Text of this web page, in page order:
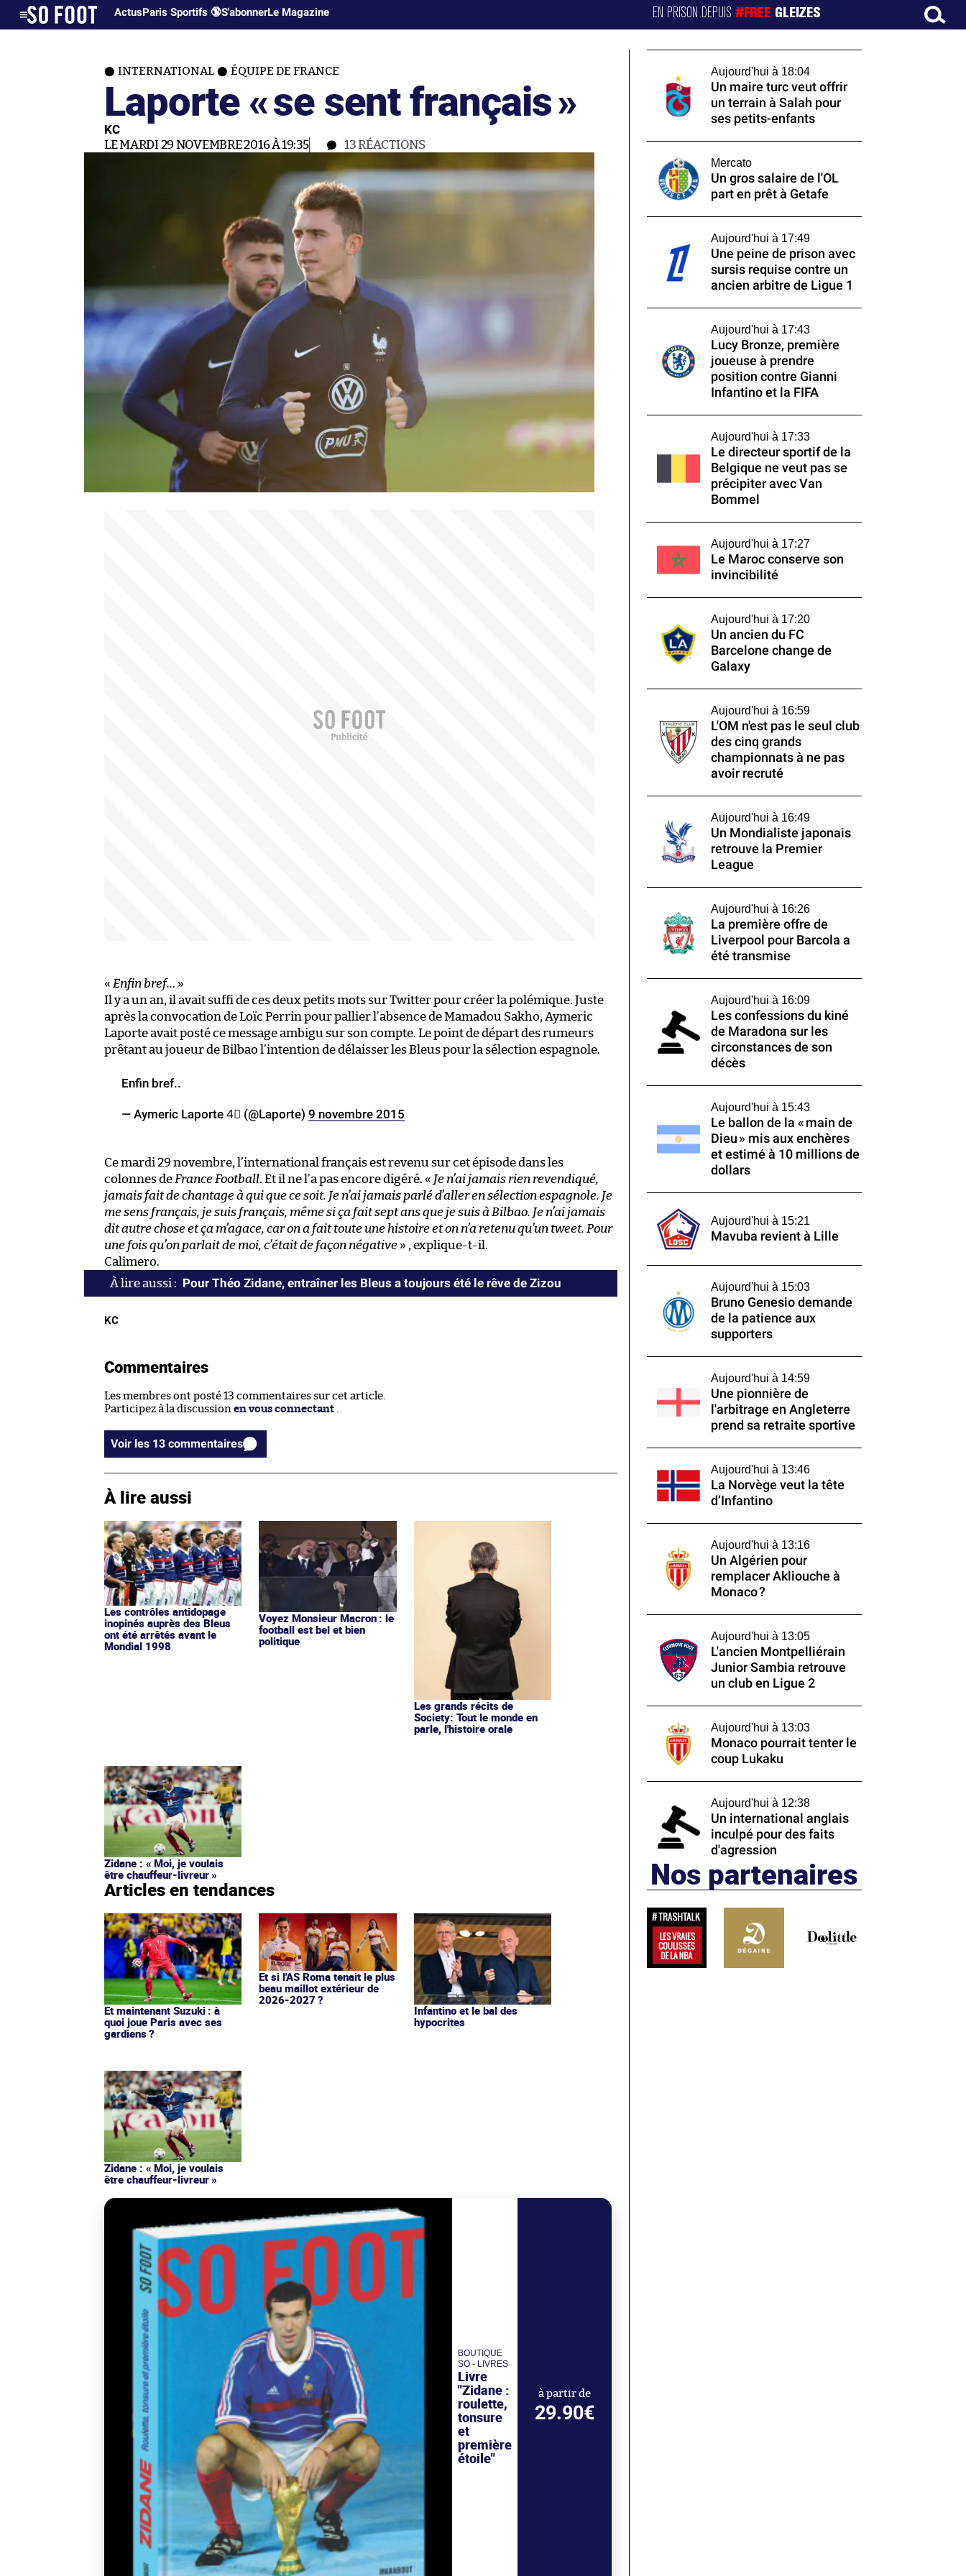
ActusParis Sportifs 🔞S'abonnerLe Magazine EN PRISON DEPUIS#FREE GLEIZES
INTERNATIONAL ÉQUIPE DE FRANCE
Laporte «se sent français»
KC
LE MARDI 29 NOVEMBRE 2016 À 19:35 13RÉACTIONS
« Enfin bref… »
Il y a un an, il avait suffi de ces deux petits mots sur Twitter pour créer la polémique. Juste
après la convocation de Loïc Perrin pour pallier l’absence de Mamadou Sakho, Aymeric
Laporte avait posté ce message ambigu sur son compte. Le point de départ des rumeurs
prêtant au joueur de Bilbao l’intention de délaisser les Bleus pour la sélection espagnole.
Enfin bref..
— Aymeric Laporte 4⃣ (@Laporte) 9 novembre 2015
Ce mardi 29 novembre, l’international français est revenu sur cet épisode dans les
colonnes de France Football. Et il ne l’a pas encore digéré. « Je n’ai jamais rien revendiqué,
jamais fait de chantage à qui que ce soit. Je n’ai jamais parlé d’aller en sélection espagnole. Je
me sens français, je suis français, même si ça fait sept ans que je suis à Bilbao. Je n’ai jamais
dit autre chose et ça m’agace, car on a fait toute une histoire et on n’a retenu qu’un tweet. Pour
une fois qu’on parlait de moi, c’était de façon négative » , explique-t-il.
Calimero.
Pour Théo Zidane, entraîner les Bleus a toujours été le rêve de Zizou
KC
Commentaires
Les membres ont posté 13 commentaires sur cet article.
Participez à la discussion en vous connectant .
Voir les 13 commentaires
À lire aussi
Les contrôles antidopage
inopinés auprès des Bleus
ont été arrêtés avant le
Mondial 1998
Voyez Monsieur Macron : le
football est bel et bien
politique
Les grands récits de
Society: Tout le monde en
parle, l'histoire orale
Zidane : « Moi, je voulais
être chauffeur-livreur »
Articles en tendances
Et maintenant Suzuki : à
quoi joue Paris avec ses
gardiens ?
Et si l'AS Roma tenait le plus
beau maillot extérieur de
2026-2027 ?
Infantino et le bal des
hypocrites
Zidane : « Moi, je voulais
être chauffeur-livreur »
BOUTIQUE
SO - LIVRES
Livre
"Zidane :
roulette,
tonsure
et
première
étoile"
à partir de
29.90€
Aujourd'hui à 18:04
Un maire turc veut offrir
un terrain à Salah pour
ses petits-enfants
Mercato
Un gros salaire de l'OL
part en prêt à Getafe
Aujourd'hui à 17:49
Une peine de prison avec
sursis requise contre un
ancien arbitre de Ligue 1
Aujourd'hui à 17:43
Lucy Bronze, première
joueuse à prendre
position contre Gianni
Infantino et la FIFA
Aujourd'hui à 17:33
Le directeur sportif de la
Belgique ne veut pas se
précipiter avec Van
Bommel
Aujourd'hui à 17:27
Le Maroc conserve son
invincibilité
Aujourd'hui à 17:20
Un ancien du FC
Barcelone change de
Galaxy
Aujourd'hui à 16:59
L'OM n'est pas le seul club
des cinq grands
championnats à ne pas
avoir recruté
Aujourd'hui à 16:49
Un Mondialiste japonais
retrouve la Premier
League
Aujourd'hui à 16:26
La première offre de
Liverpool pour Barcola a
été transmise
Aujourd'hui à 16:09
Les confessions du kiné
de Maradona sur les
circonstances de son
décès
Aujourd'hui à 15:43
Le ballon de la « main de
Dieu » mis aux enchères
et estimé à 10 millions de
dollars
Aujourd'hui à 15:21
Mavuba revient à Lille
Aujourd'hui à 15:03
Bruno Genesio demande
de la patience aux
supporters
Aujourd'hui à 14:59
Une pionnière de
l'arbitrage en Angleterre
prend sa retraite sportive
Aujourd'hui à 13:46
La Norvège veut la tête
d’Infantino
Aujourd'hui à 13:16
Un Algérien pour
remplacer Akliouche à
Monaco ?
Aujourd'hui à 13:05
L'ancien Montpelliérain
Junior Sambia retrouve
un club en Ligue 2
Aujourd'hui à 13:03
Monaco pourrait tenter le
coup Lukaku
Aujourd'hui à 12:38
Un international anglais
inculpé pour des faits
d'agression
Nos partenaires